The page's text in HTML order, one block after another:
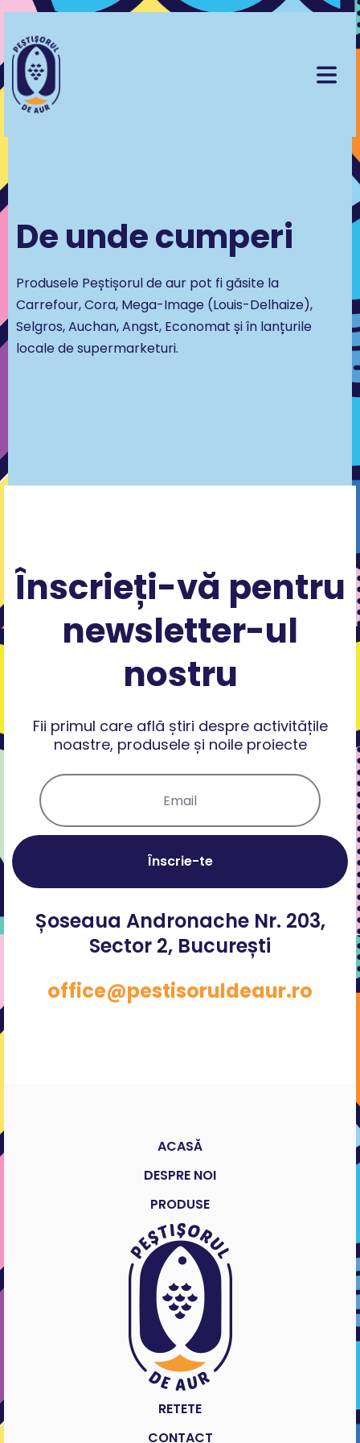
De unde cumperi
Produsele Peștișorul de aur pot fi găsite la
Carrefour, Cora, Mega-Image (Louis-Delhaize),
Selgros, Auchan, Angst, Economat și în lanțurile
locale de supermarketuri.
Înscrieți-vă pentru
newsletter-ul
nostru
Fii primul care află știri despre activitățile
noastre, produsele și noile proiecte
Înscrie-te
Șoseaua Andronache Nr. 203,
Sector 2, București
office@pestisoruldeaur.ro
ACASĂ
DESPRE NOI
PRODUSE
RETETE
CONTACT